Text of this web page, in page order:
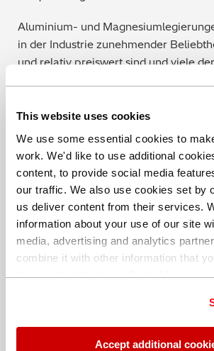
This website uses cookies
We use some essential cookies to
work. We'd like to use additional
content, to provide social media
our traffic. We also use cookies set by
us deliver content from their services.
information about your use of our site
media, advertising and analytics
combine it with other information that
them or that they’ve collected from
Accept additional
Aluminium- und
in der Industrie zunehmender
und relativ preiswert sind und viele
Getriebegehäuse und Strukturbauteile.
Magnesium ist sogar noch leichter als
weist von allen metallischen
die höchste Fest
igkeit im Verhältnis
Da Magnesium reichlich vorhanden
recyceln ist, überrascht es nicht, dass
frühen Verwendung in Rädern immer
und Aluminium in Gehäuse- und
Allerdings hat Magnesium auch
obwohl Forschungsteams an diesem